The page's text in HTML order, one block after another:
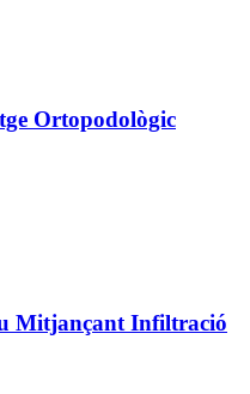
Ortopodològic
Mitjançant Infiltració